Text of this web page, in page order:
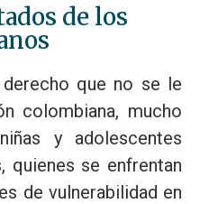
de los
que no se le
colombiana, mucho
y adolescentes
quienes se enfrentan
de vulnerabilidad en